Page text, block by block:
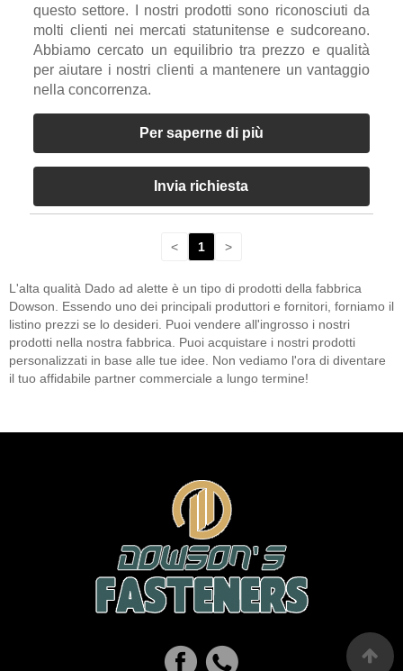
questo settore. I nostri prodotti sono riconosciuti da
molti clienti nei mercati statunitense e sudcoreano.
Abbiamo cercato un equilibrio tra prezzo e qualità
per aiutare i nostri clienti a mantenere un vantaggio
nella concorrenza.
Per saperne di più
Invia richiesta
< 1 >
L'alta qualità Dado ad alette è un tipo di prodotti della fabbrica
Dowson. Essendo uno dei principali produttori e fornitori, forniamo il
listino prezzi se lo desideri. Puoi vendere all'ingrosso i nostri
prodotti nella nostra fabbrica. Puoi acquistare i nostri prodotti
personalizzati in base alle tue idee. Non vediamo l'ora di diventare
il tuo affidabile partner commerciale a lungo termine!